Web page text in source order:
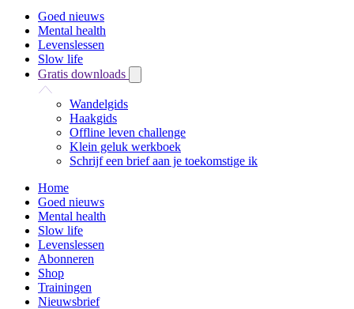
Goed nieuws
Mental health
Levenslessen
Slow life
Gratis downloads
Wandelgids
Haakgids
Offline leven challenge
Klein geluk werkboek
Schrijf een brief aan je toekomstige ik
Home
Goed nieuws
Mental health
Slow life
Levenslessen
Abonneren
Shop
Trainingen
Nieuwsbrief